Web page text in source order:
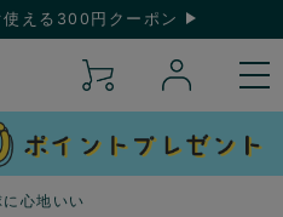
える300円クーポン
に心地いい